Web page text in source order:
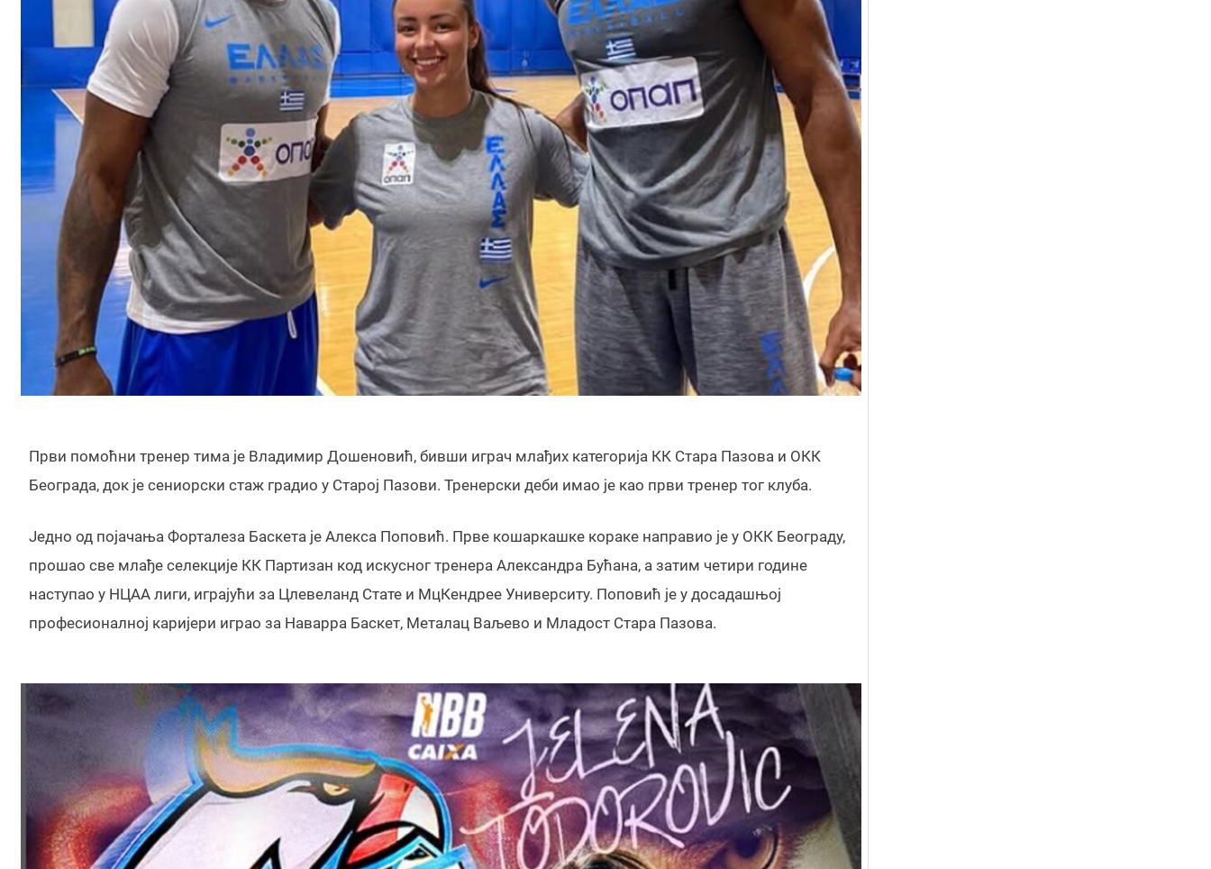
Први помоћни тренер тима је Владимир Дошеновић, бивши играч млађих категорија КК Стара Пазова и ОКК
Београда, док је сениорски стаж градио у Старој Пазови. Тренерски деби имао је као први тренер тог клуба.
Једно од појачања Форталеза Баскета је Алекса Поповић. Прве кошаркашке кораке направио је у ОКК Београду,
прошао све млађе селекције КК Партизан код искусног тренера Александра Бућана, а затим четири године
наступао у НЦАА лиги, играјући за Цлевеланд Стате и МцКендрее Университy. Поповић је у досадашњој
професионалној каријери играо за Наварра Баскет, Металац Ваљево и Младост Стара Пазова.